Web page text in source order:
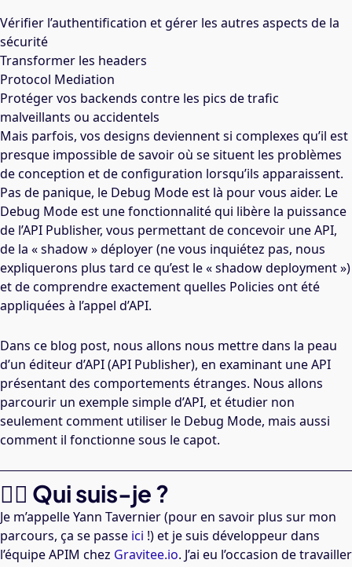
Vérifier l’authentification et gérer les autres aspects de la
sécurité
Transformer les headers
Protocol Mediation
Protéger vos backends contre les pics de trafic
malveillants ou accidentels
Mais parfois, vos designs deviennent si complexes qu’il est
presque impossible de savoir où se situent les problèmes
de conception et de configuration lorsqu’ils apparaissent.
Pas de panique, le Debug Mode est là pour vous aider. Le
Debug Mode est une fonctionnalité qui libère la puissance
de l’API Publisher, vous permettant de concevoir une API,
de la « shadow » déployer (ne vous inquiétez pas, nous
expliquerons plus tard ce qu’est le « shadow deployment »)
et de comprendre exactement quelles Policies ont été
appliquées à l’appel d’API.
Dans ce blog post, nous allons nous mettre dans la peau
d’un éditeur d’API (API Publisher), en examinant une API
présentant des comportements étranges. Nous allons
parcourir un exemple simple d’API, et étudier non
seulement comment utiliser le Debug Mode, mais aussi
comment il fonctionne sous le capot.
🙋‍♂️ Qui suis-je ?
Je m’appelle Yann Tavernier (pour en savoir plus sur mon
parcours, ça se passe ici !) et je suis développeur dans
l’équipe APIM chez Gravitee.io. J’ai eu l’occasion de travailler